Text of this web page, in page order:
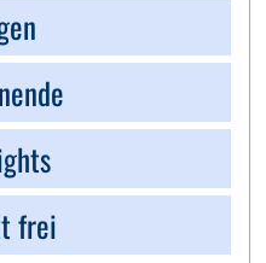
frei